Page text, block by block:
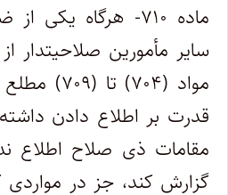
ماده ۷۱۰- هرگاه
سایر مأمورین صلاحیتدار
مواد (۷۰۴)
قدرت بر اطلاع دادن
مقامات ذی صلاح اطلاع
گزارش کند، جز در